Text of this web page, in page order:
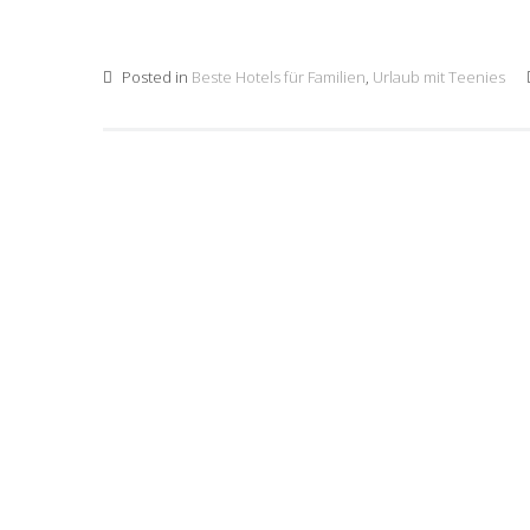
Posted in Beste Hotels für Familien, Urlaub mit Teenies